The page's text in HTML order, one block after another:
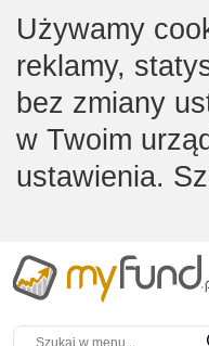
Używamy
reklamy,
bez zmiany
w Twoim
ustawienia.